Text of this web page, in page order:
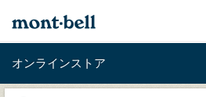
オンラインストア